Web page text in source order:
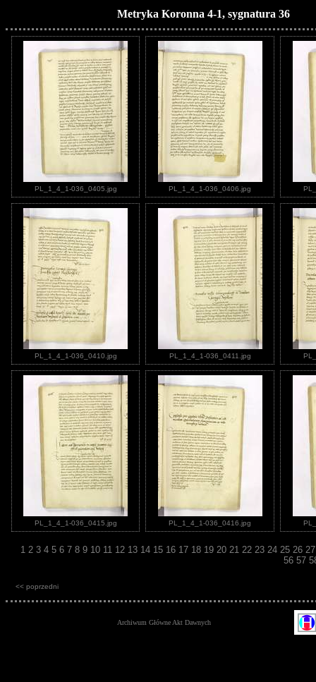
Metryka Koronna 4-1, sygnatura 36
PL_1_4_1-036_0405.jpg PL_1_4_1-036_0406.jpg
PL_1_4_1-036_0410.jpg PL_1_4_1-036_0411.jpg
PL_1_4_1-036_0415.jpg PL_1_4_1-036_0416.jpg
1 2 3 4 5 6 7 8 9 10 11 12 13 14 15 16 17 18 19 20 21 22 23 24 25 26
56 57
<< poprzedni
Archiwum Główne Akt Dawnych